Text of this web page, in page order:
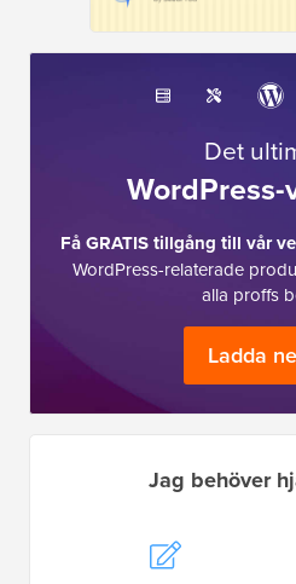
Det
Få GRATIS tillgång till vår
WordPress-relaterade
alla proffs
Ladda
Jag behöver